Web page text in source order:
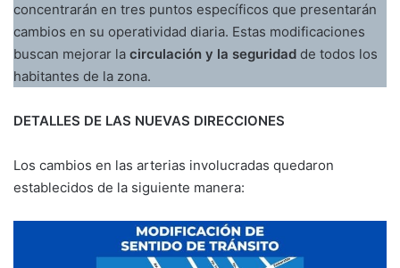
concentrarán en tres puntos específicos que presentarán
cambios en su operatividad diaria. Estas modificaciones
buscan mejorar la circulación y la seguridad de todos los
habitantes de la zona.
DETALLES DE LAS NUEVAS DIRECCIONES
Los cambios en las arterias involucradas quedaron
establecidos de la siguiente manera: